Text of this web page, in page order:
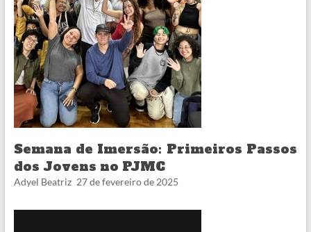
Semana de Imersão: Primeiros Passos
dos Jovens no PJMC
Adyel Beatriz 27 de fevereiro de 2025